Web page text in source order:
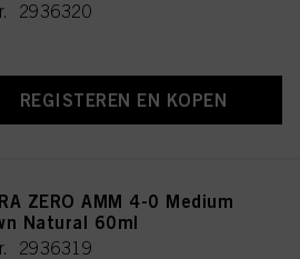
2936320
REGISTEREN EN KOPEN
ZERO AMM 4-0 Medium
Natural 60ml
2936319